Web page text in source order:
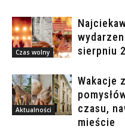
Czas wolny
sierpniu
Aktualności
Wakacje
czasu,
mieście